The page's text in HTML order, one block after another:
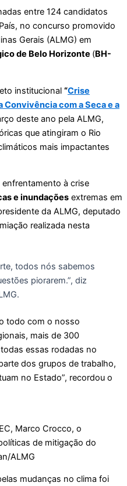
entre 124 candidatos
no concurso promovido
Gerais (ALMG) em
de Belo Horizonte (BH-
institucional “Crise
Convivência com a Seca e a
deste ano pela ALMG,
que atingiram o Rio
mais impactantes
à crise
e inundações extremas em
da ALMG, deputado
realizada nesta
todos nós sabemos
piorarem.”, diz
todo com o nosso
mais de 300
essas rodadas no
dos grupos de trabalho,
no Estado”, recordou o
Marco Crocco, o
de mitigação do
ALMG
mudanças no clima foi